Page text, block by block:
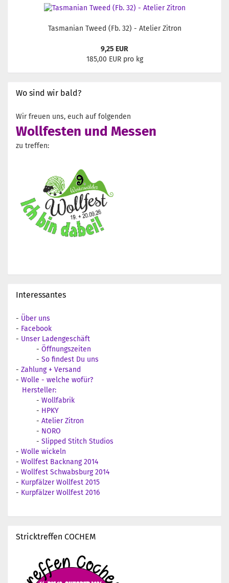
Tasmanian Tweed (Fb. 32) - Atelier Zitron
9,25 EUR
185,00 EUR pro kg
Wo sind wir bald?
Wir freuen uns, euch auf folgenden
Wollfesten und Messen
zu treffen:
Interessantes
- Über uns
- Facebook
- Unser Ladengeschäft
- Öffnungszeiten
- So findest Du uns
- Zahlung + Versand
- Wolle - welche wofür?
Hersteller:
- Wollfabrik
- HPKY
- Atelier Zitron
- NORO
- Slipped Stitch Studios
- Wolle wickeln
- Wollfest Backnang 2014
- Wollfest Schwabsburg 2014
- Kurpfälzer Wollfest 2015
- Kurpfälzer Wollfest 2016
Stricktreffen COCHEM